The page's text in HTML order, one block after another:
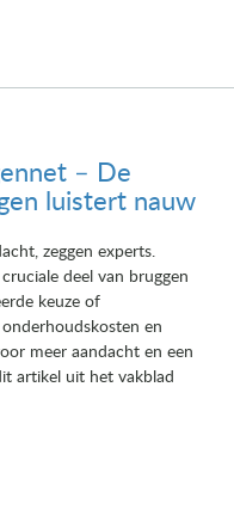
– De
luistert nauw
zeggen experts.
deel van bruggen
keuze of
en
meer aandacht en een
artikel uit het vakblad